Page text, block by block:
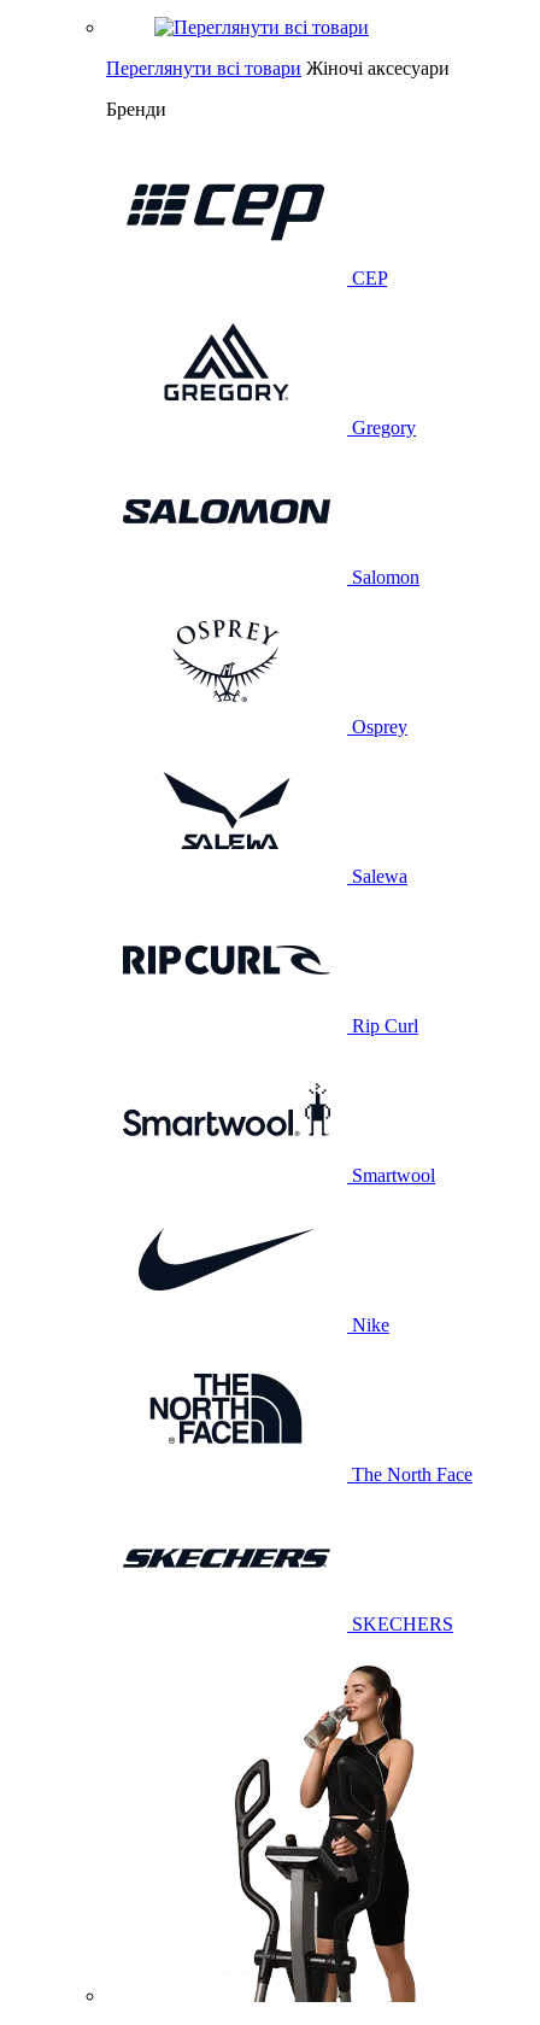
Переглянути всі товари Жіночі аксесуари
Бренди
CEP
Gregory
Salomon
Osprey
Salewa
Rip Curl
Smartwool
Nike
The North Face
SKECHERS